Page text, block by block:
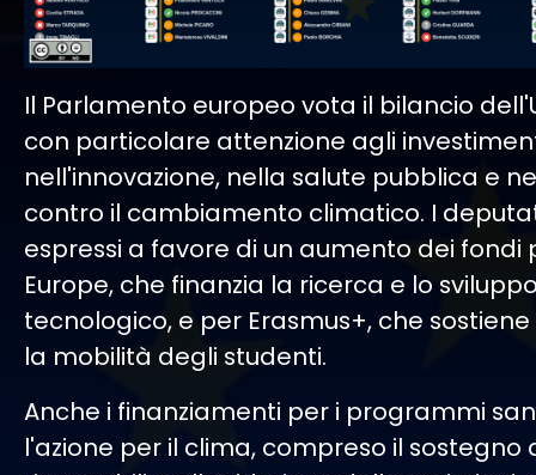
Il Parlamento europeo vota il bilancio
con particolare attenzione agli
nell'innovazione, nella salute pubblica e
contro il cambiamento climatico. I
espressi a favore di un aumento dei fondi
Europe, che finanzia la ricerca e lo
tecnologico, e per Erasmus+, che sostiene
la mobilità degli studenti.
Anche i finanziamenti per i programmi
l'azione per il clima, compreso il sostegno